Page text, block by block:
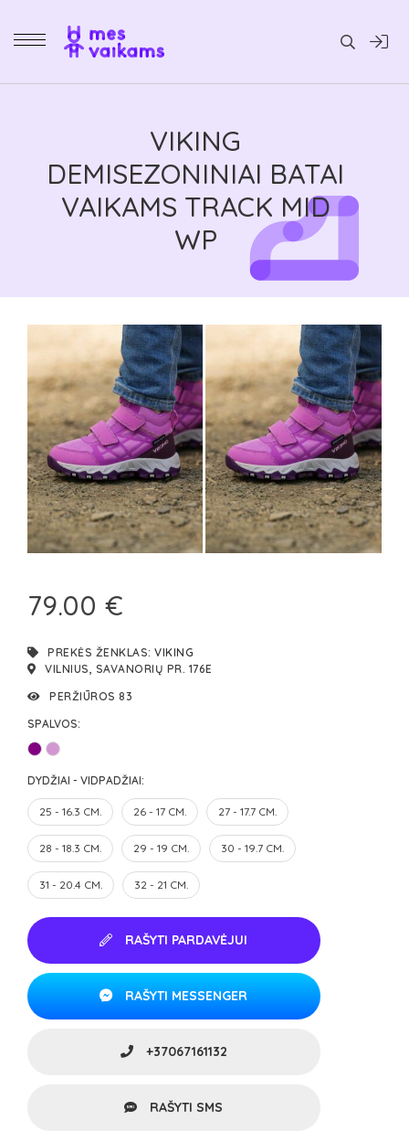
Daiktai
VIKING
DEMISEZONINIAI BATAI
VAIKAMS TRACK MID
WP
79.00 €
PREKĖS ŽENKLAS:VIKING
VILNIUS, SAVANORIŲ PR. 176E
PERŽIŪROS 83
SPALVOS:
DYDŽIAI - VIDPADŽIAI:
25 - 16.3 CM. 26 - 17 CM. 27 - 17.7 CM.
28 - 18.3 CM. 29 - 19 CM. 30 - 19.7 CM.
31 - 20.4 CM. 32 - 21 CM.
RAŠYTI PARDAVĖJUI
RAŠYTI MESSENGER
+37067161132
RAŠYTI SMS